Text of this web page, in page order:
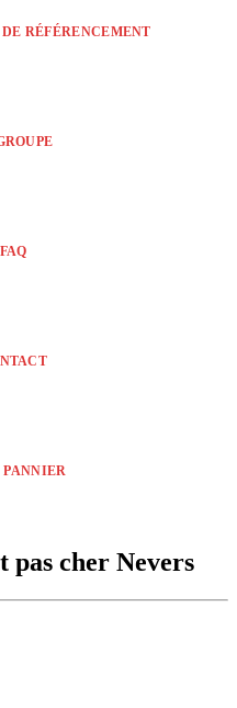
RÉFÉRENCEMENT
FAQ
PANNIER
pas cher Nevers